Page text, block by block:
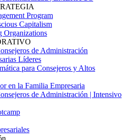
Program
Capitalism
Organizations
de Administración
Líderes
para Consejeros y Altos
en la Familia Empresaria
de Administración | Intensivo